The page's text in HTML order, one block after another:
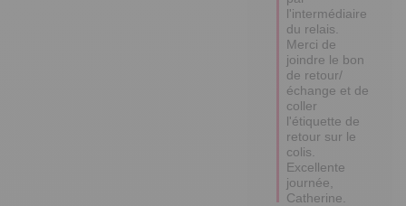
l'intermédiaire
du relais.
Merci de
joindre le bon
de retour/
échange et de
coller
l'étiquette de
retour sur le
colis.
Excellente
journée,
Catherine.